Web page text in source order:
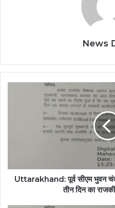
News
Uttarakhand: पूर्व सीएम भुवन
तीन दिन का